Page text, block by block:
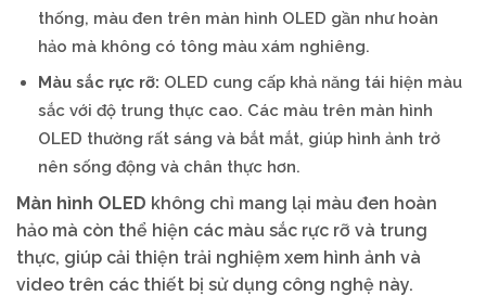
thống, màu đen trên màn hình OLED gần như hoàn
hảo mà không có tông màu xám nghiêng.
Màu sắc rực rỡ: OLED cung cấp khả năng tái hiện màu
sắc với độ trung thực cao. Các màu trên màn hình
OLED thường rất sáng và bắt mắt, giúp hình ảnh trở
nên sống động và chân thực hơn.
Màn hình OLED không chỉ mang lại màu đen hoàn
hảo mà còn thể hiện các màu sắc rực rỡ và trung
thực, giúp cải thiện trải nghiệm xem hình ảnh và
video trên các thiết bị sử dụng công nghệ này.